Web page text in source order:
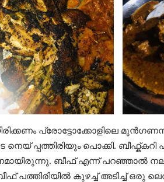
പ്രോട്ടോക്കോളിലെ
പ്പത്തിരിയും പൊക്കി. ബീഫ്ക്കറി
ബീഫ് എന്ന് പറഞ്ഞാൽ
കുഴച്ച് അടിച്ച് ഒരു